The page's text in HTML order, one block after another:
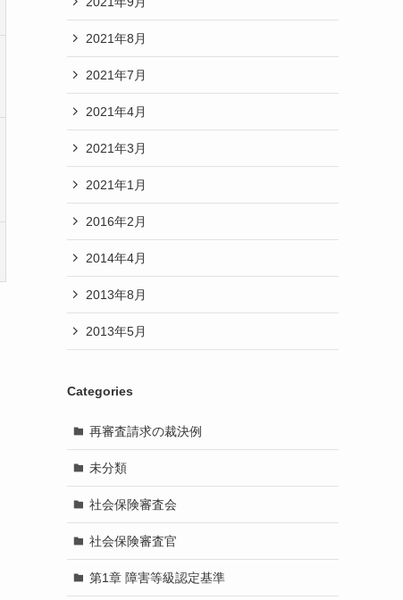
2021年8月
2021年7月
2021年4月
2021年3月
2021年1月
2016年2月
2014年4月
2013年8月
2013年5月
Categories
再審査請求の裁決例
未分類
社会保険審査会
社会保険審査官
第1章 障害等級認定基準